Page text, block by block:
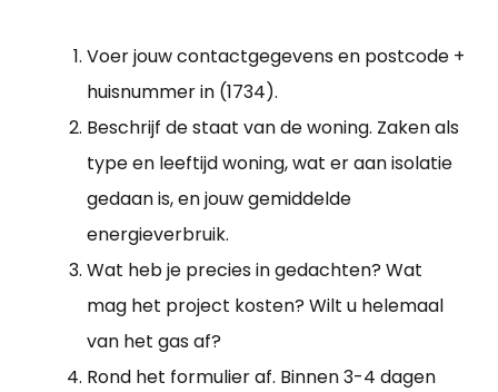
Voer jouw contactgegevens en postcode +
huisnummer in (1734).
Beschrijf de staat van de woning. Zaken als
type en leeftijd woning, wat er aan isolatie
gedaan is, en jouw gemiddelde
energieverbruik.
Wat heb je precies in gedachten? Wat
mag het project kosten? Wilt u helemaal
van het gas af?
Rond het formulier af. Binnen 3-4 dagen